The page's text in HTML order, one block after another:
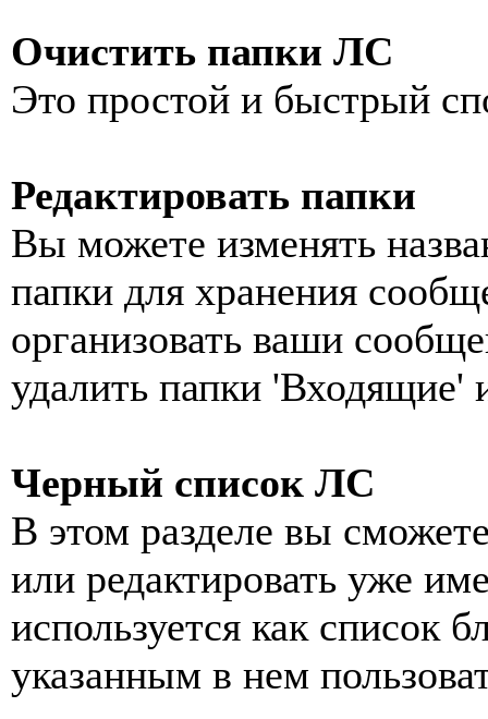
Очистить папки ЛС
Это простой и быстрый
Редактировать папки
Вы можете изменять
папки для хранения
организовать ваши
удалить папки 'Входящие'
Черный список ЛС
В этом разделе вы
или редактировать уже
используется как список
указанным в нем